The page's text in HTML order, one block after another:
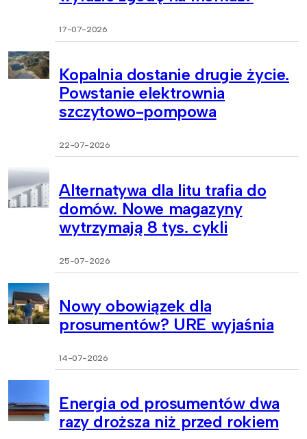
17-07-2026
Kopalnia dostanie drugie życie.
Powstanie elektrownia
szczytowo-pompowa
22-07-2026
Alternatywa dla litu trafia do
domów. Nowe magazyny
wytrzymają 8 tys. cykli
25-07-2026
Nowy obowiązek dla
prosumentów? URE wyjaśnia
14-07-2026
Energia od prosumentów dwa
razy droższa niż przed rokiem